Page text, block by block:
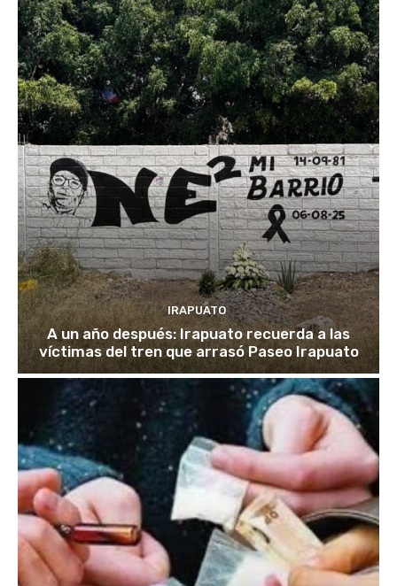
IRAPUATO
A un año después: Irapuato recuerda a las
víctimas del tren que arrasó Paseo Irapuato